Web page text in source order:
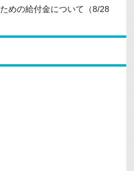
めの給付金について（8/28